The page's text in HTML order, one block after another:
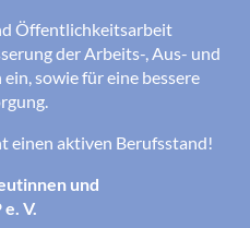
Öffentlichkeitsarbeit
der Arbeits-, Aus- und
sowie für eine bessere
einen aktiven Berufsstand!
und
V.